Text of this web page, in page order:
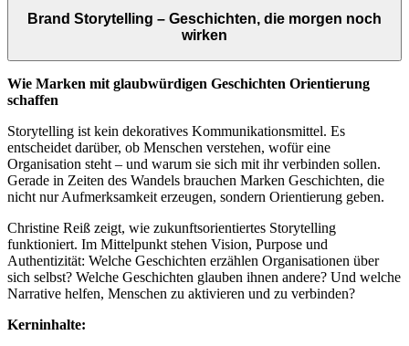
Brand Storytelling – Geschichten, die morgen noch
wirken
Wie Marken mit glaubwürdigen Geschichten Orientierung
schaffen
Storytelling ist kein dekoratives Kommunikationsmittel. Es
entscheidet darüber, ob Menschen verstehen, wofür eine
Organisation steht – und warum sie sich mit ihr verbinden sollen.
Gerade in Zeiten des Wandels brauchen Marken Geschichten, die
nicht nur Aufmerksamkeit erzeugen, sondern Orientierung geben.
Christine Reiß zeigt, wie zukunftsorientiertes Storytelling
funktioniert. Im Mittelpunkt stehen Vision, Purpose und
Authentizität: Welche Geschichten erzählen Organisationen über
sich selbst? Welche Geschichten glauben ihnen andere? Und welche
Narrative helfen, Menschen zu aktivieren und zu verbinden?
Kerninhalte: